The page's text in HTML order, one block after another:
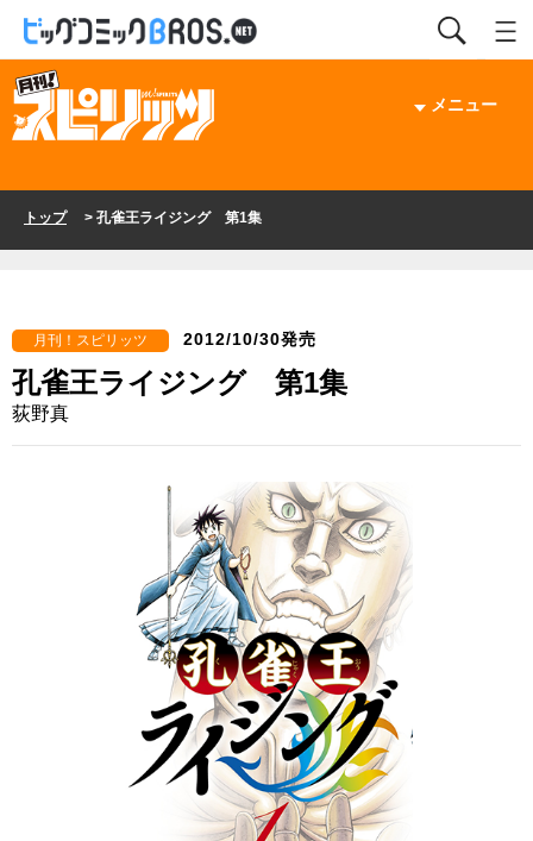
メニュー
トップ> 孔雀王ライジング 第1集
月刊！スピリッツ 2012/10/30発売
孔雀王ライジング 第1集
荻野真